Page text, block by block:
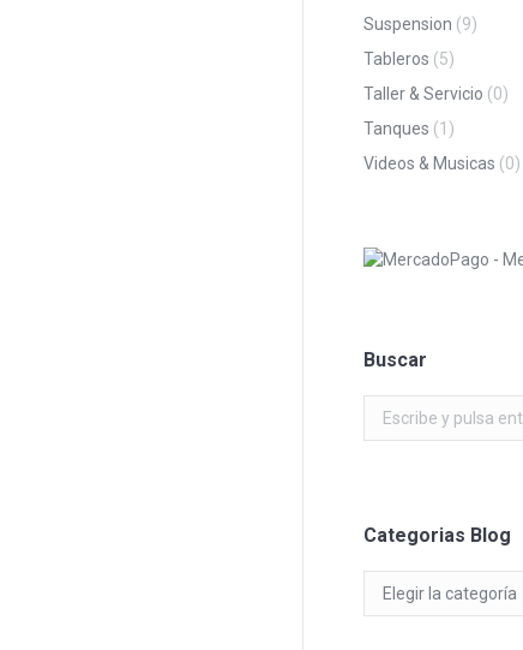
Suspension (9)
Tableros (5)
Taller & Servicio (0)
Tanques (1)
Videos & Musicas (0)
Buscar
Categorias Blog
Blog